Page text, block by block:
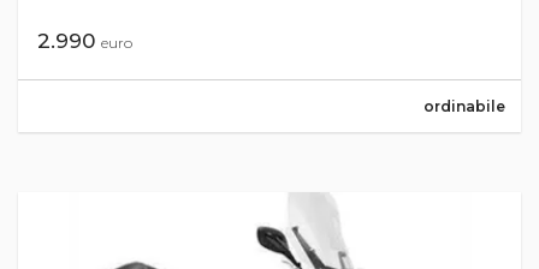
2.990 euro
ordinabile